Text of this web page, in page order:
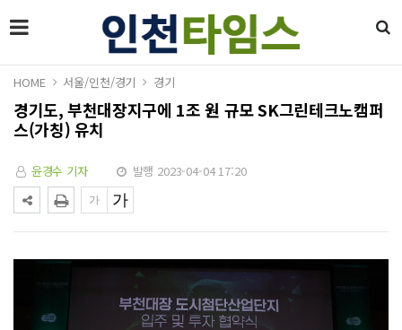
HOME 서울/인천/경기 경기
경기도, 부천대장지구에 1조 원 규모 SK그린테크노캠퍼
스(가칭) 유치
윤경수 기자 발행 2023-04-04 17:20